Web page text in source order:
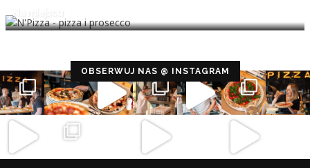
Na miejscu
OBSERWUJ NAS @ INSTAGRAM
Configuration error or no pictures...